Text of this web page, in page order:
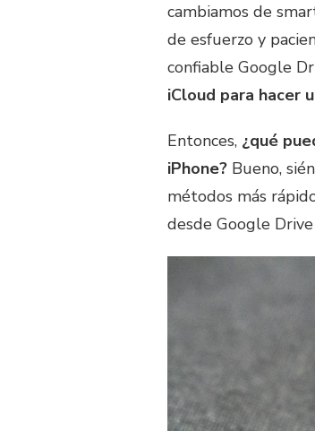
cambiamos de
de esfuerzo y
confiable Google
iCloud para hacer
Entonces, ¿qué
iPhone? Bueno,
métodos más
desde Google